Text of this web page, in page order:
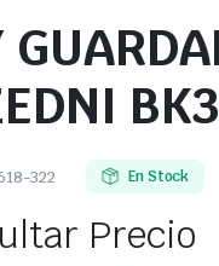
322 En Stock
Precio